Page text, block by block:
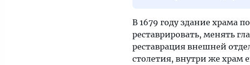
В 1679 году здание храма
реставрировать, менять
реставрация внешней
столетия, внутри же храм